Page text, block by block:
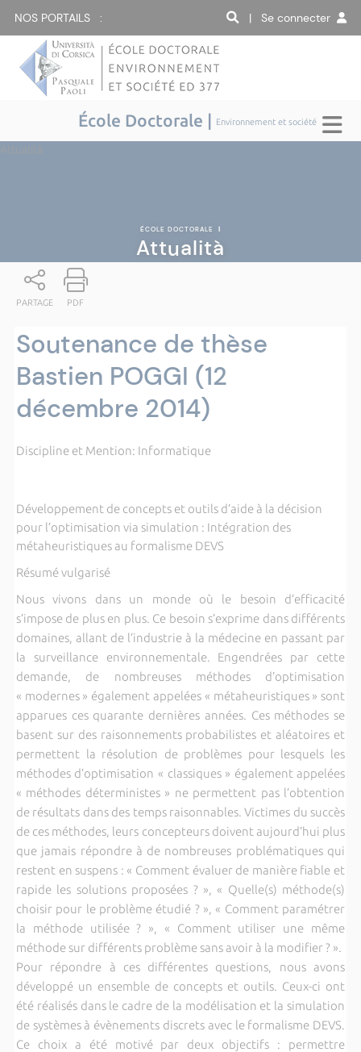
NOS PORTAILS : | Se connecter
École Doctorale | Environnement et société
ÉCOLE DOCTORALE |
Attualità
PARTAGE PDF
Soutenance de thèse
Bastien POGGI (12
décembre 2014)
Discipline et Mention: Informatique
Développement de concepts et outils d’aide à la décision
pour l’optimisation via simulation : Intégration des
métaheuristiques au formalisme DEVS
Résumé vulgarisé
Nous vivons dans un monde où le besoin d’efficacité
s’impose de plus en plus. Ce besoin s’exprime dans différents
domaines, allant de l’industrie à la médecine en passant par
la surveillance environnementale. Engendrées par cette
demande, de nombreuses méthodes d’optimisation
« modernes » également appelées « métaheuristiques » sont
apparues ces quarante dernières années. Ces méthodes se
basent sur des raisonnements probabilistes et aléatoires et
permettent la résolution de problèmes pour lesquels les
méthodes d’optimisation « classiques » également appelées
« méthodes déterministes » ne permettent pas l’obtention
de résultats dans des temps raisonnables. Victimes du succès
de ces méthodes, leurs concepteurs doivent aujourd’hui plus
que jamais répondre à de nombreuses problématiques qui
restent en suspens : « Comment évaluer de manière fiable et
rapide les solutions proposées ? », « Quelle(s) méthode(s)
choisir pour le problème étudié ? », « Comment paramétrer
la méthode utilisée ? », « Comment utiliser une même
méthode sur différents problème sans avoir à la modifier ? ».
Pour répondre à ces différentes questions, nous avons
développé un ensemble de concepts et outils. Ceux-ci ont
été réalisés dans le cadre de la modélisation et la simulation
de systèmes à évènements discrets avec le formalisme DEVS.
Ce choix a été motivé par deux objectifs : permettre